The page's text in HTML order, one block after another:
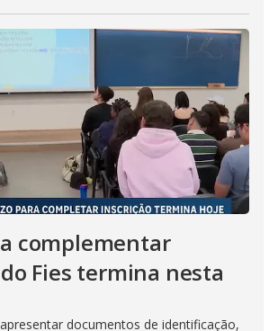
complementar
Fies termina nesta
documentos de identificação,